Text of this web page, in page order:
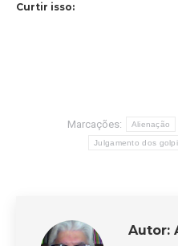
Curtir isso:
Marcações: Alienação
Julgamento dos
Autor: